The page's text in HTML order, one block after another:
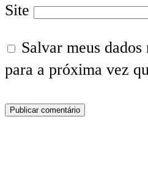
Site
Salvar meus dados
para a próxima vez